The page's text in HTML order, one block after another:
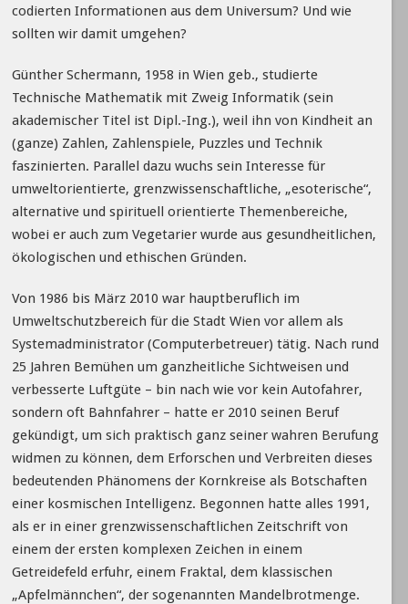
codierten Informationen aus dem Universum? Und wie
sollten wir damit umgehen?
Günther Schermann, 1958 in Wien geb., studierte
Technische Mathematik mit Zweig Informatik (sein
akademischer Titel ist Dipl.-Ing.), weil ihn von Kindheit an
(ganze) Zahlen, Zahlenspiele, Puzzles und Technik
faszinierten. Parallel dazu wuchs sein Interesse für
umweltorientierte, grenzwissenschaftliche, „esoterische“,
alternative und spirituell orientierte Themenbereiche,
wobei er auch zum Vegetarier wurde aus gesundheitlichen,
ökologischen und ethischen Gründen.
Von 1986 bis März 2010 war hauptberuflich im
Umweltschutzbereich für die Stadt Wien vor allem als
Systemadministrator (Computerbetreuer) tätig. Nach rund
25 Jahren Bemühen um ganzheitliche Sichtweisen und
verbesserte Luftgüte – bin nach wie vor kein Autofahrer,
sondern oft Bahnfahrer – hatte er 2010 seinen Beruf
gekündigt, um sich praktisch ganz seiner wahren Berufung
widmen zu können, dem Erforschen und Verbreiten dieses
bedeutenden Phänomens der Kornkreise als Botschaften
einer kosmischen Intelligenz. Begonnen hatte alles 1991,
als er in einer grenzwissenschaftlichen Zeitschrift von
einem der ersten komplexen Zeichen in einem
Getreidefeld erfuhr, einem Fraktal, dem klassischen
„Apfelmännchen“, der sogenannten Mandelbrotmenge.